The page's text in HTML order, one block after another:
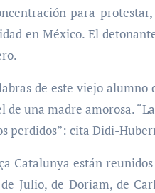
para
en México. El
de este viejo
de una madre amorosa.
perdidos”: cita Didi-
Catalunya están
Julio, de Doriam, de